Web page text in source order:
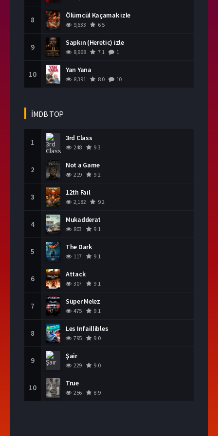
8 Ölümcül Kaçamak izle
9,633 6.5
9 Sapkın (Heretic) izle
8,968 7.1 1
10 Yan Yana
8,391 8.0 10
İMDB TOP
1 3rd Class
248 9.3
2 Not a Game
219 9.2
3 12th Fail
2,182 9.2
4 Mukadderat
803 9.1
5 The Dark
117 9.1
6 Attack
307 9.1
7 Süper Melez
475 9.1
8 Les Infaillibles
795 9.0
9 Şair
229 9.0
10 True
256 8.9